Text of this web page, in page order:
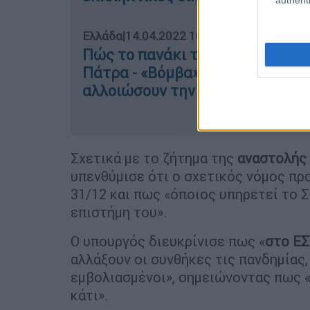
Ελλάδα|14.04.2022 10:33
Πώς το πανάκι της Ιριδας
Πάτρα - «Βόμβα» από
αλλοιώσουν την εικόνα
Σχετικά με το ζήτημα της αναστολής
υπενθύμισε ότι ο σχετικός νόμος
31/12 και πως «όποιος υπηρετεί το
επιστήμη του».
Ο υπουργός διευκρίνισε πως «στο
αλλάξουν οι συνθήκες τις
εμβολιασμένοι», σημειώνοντας
κάτι».